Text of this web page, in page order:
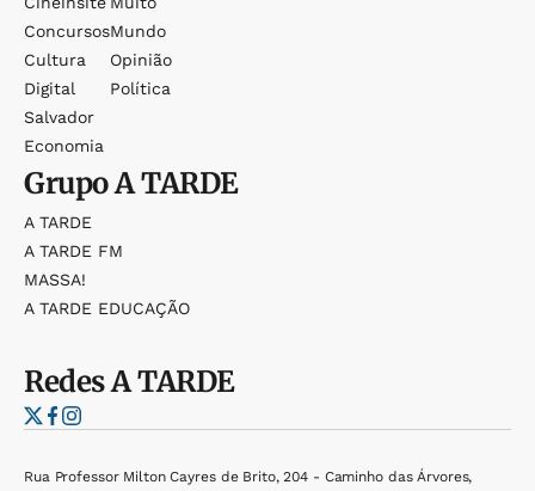
Concursos
Cultura
Digital
Salvador
Economia
Mundo
Opinião
Política
GrupoA TARDE
A TARDE
A TARDE FM
MASSA!
A TARDE EDUCAÇÃO
RedesA TARDE
Rua Professor Milton Cayres de Brito, 204 - Caminho das Árvores,